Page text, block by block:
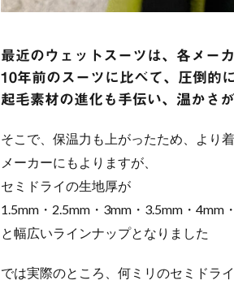
最近のウェットスーツは、各メー
10年前のスーツに比べて、圧倒的
起毛素材の進化も手伝い、温かさ
そこで、保温力も上がったため、より
メーカーにもよりますが、
セミドライの生地厚が
1.5mm・2.5mm・3mm・3.5mm・4mm
と幅広いラインナップとなりました
では実際のところ、何ミリのセミドラ